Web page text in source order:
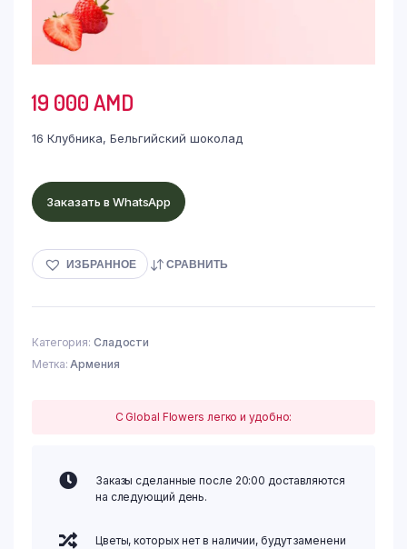
19 000AMD
16 Клубника, Бельгийский шоколад
Заказать в WhatsApp
ИЗБРАННОЕ СРАВНИТЬ
Категория: Сладости
Метка:Армения
С Global Flowers легко и удобно:
Заказы сделанные после 20:00 доставляются
на следующий день.
Цветы, которых нет в наличии, будут заменени